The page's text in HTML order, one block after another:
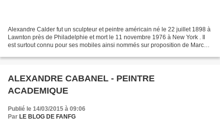
Alexandre Calder fut un sculpteur et peintre américain né le 22 juillet 1898 à
Lawnton près de Philadelphie et mort le 11 novembre 1976 à New York . Il
est surtout connu pour ses mobiles ainsi nommés sur proposition de Marcel
ALEXANDRE CABANEL - PEINTRE
ACADEMIQUE
Publié le 14/03/2015 à 09:06
Par LE BLOG DE FANFG